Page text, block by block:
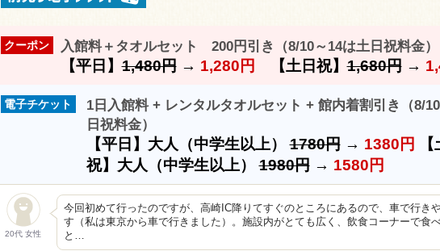
クーポン 入館料＋タオルセット 200円引き（8/10～14は土日祝料金）
【平日】1,480円→ 1,280円 【土日祝】1,680円→
電子チケット
1日入館料 + レンタルタオルセット + 館内着割引き（8/
日祝料金）
【平日】大人（中学生以上）1780円→ 1380円
祝】大人（中学生以上）1980円→ 1580円
20代 女性
今回初めて行ったのですが、高崎IC降りてすぐのところにあるので、車で行き
す（私は東京から車で行きました）。施設内がとても広く、飲食コーナーで食
と…